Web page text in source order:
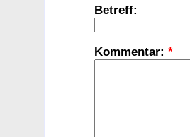
Betreff:
Kommentar: *